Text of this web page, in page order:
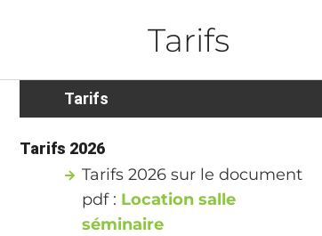
Tarifs
Tarifs
Tarifs 2026
Tarifs 2026 sur le document
pdf : Location salle
séminaire